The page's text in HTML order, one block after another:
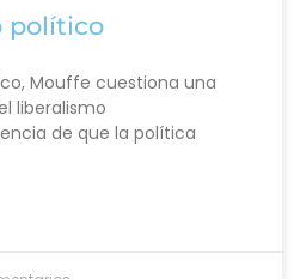
político
Mouffe cuestiona una
liberalismo
de que la política